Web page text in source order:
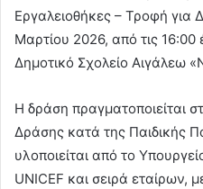
Εργαλειοθήκες – Τροφή
Μαρτίου 2026, από τις 16:00
Δημοτικό Σχολείο Αιγάλεω
Η δράση πραγματοποιείται
Δράσης κατά της Παιδικής
υλοποιείται από το
UNICEF και σειρά εταίρων,